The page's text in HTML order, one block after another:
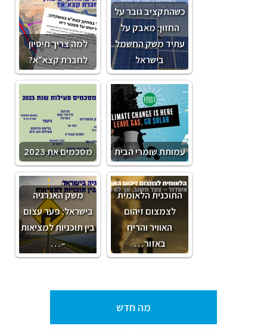
למה צריך חיסיון
לחברת קצא"א?
כשהתקציב גובר על
החזון: מאבק על
עתיד משק החשמל
בישראל
מסכמים את 2023 עמותת שומרי הבית
משק האנרגיה
בישראל: פער עצום
בין תוכניות למציאות
–…
התוכנית הלאומית
לצמצום זיהום
האוויר והריח
באזור…
מה חדש